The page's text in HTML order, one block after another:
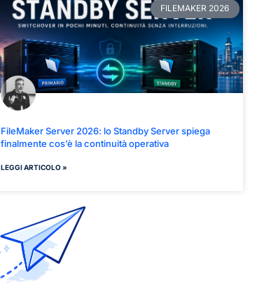
FILEMAKER 2026
FileMaker Server 2026: lo Standby Server spiega
finalmente cos’è la continuità operativa
LEGGI ARTICOLO »